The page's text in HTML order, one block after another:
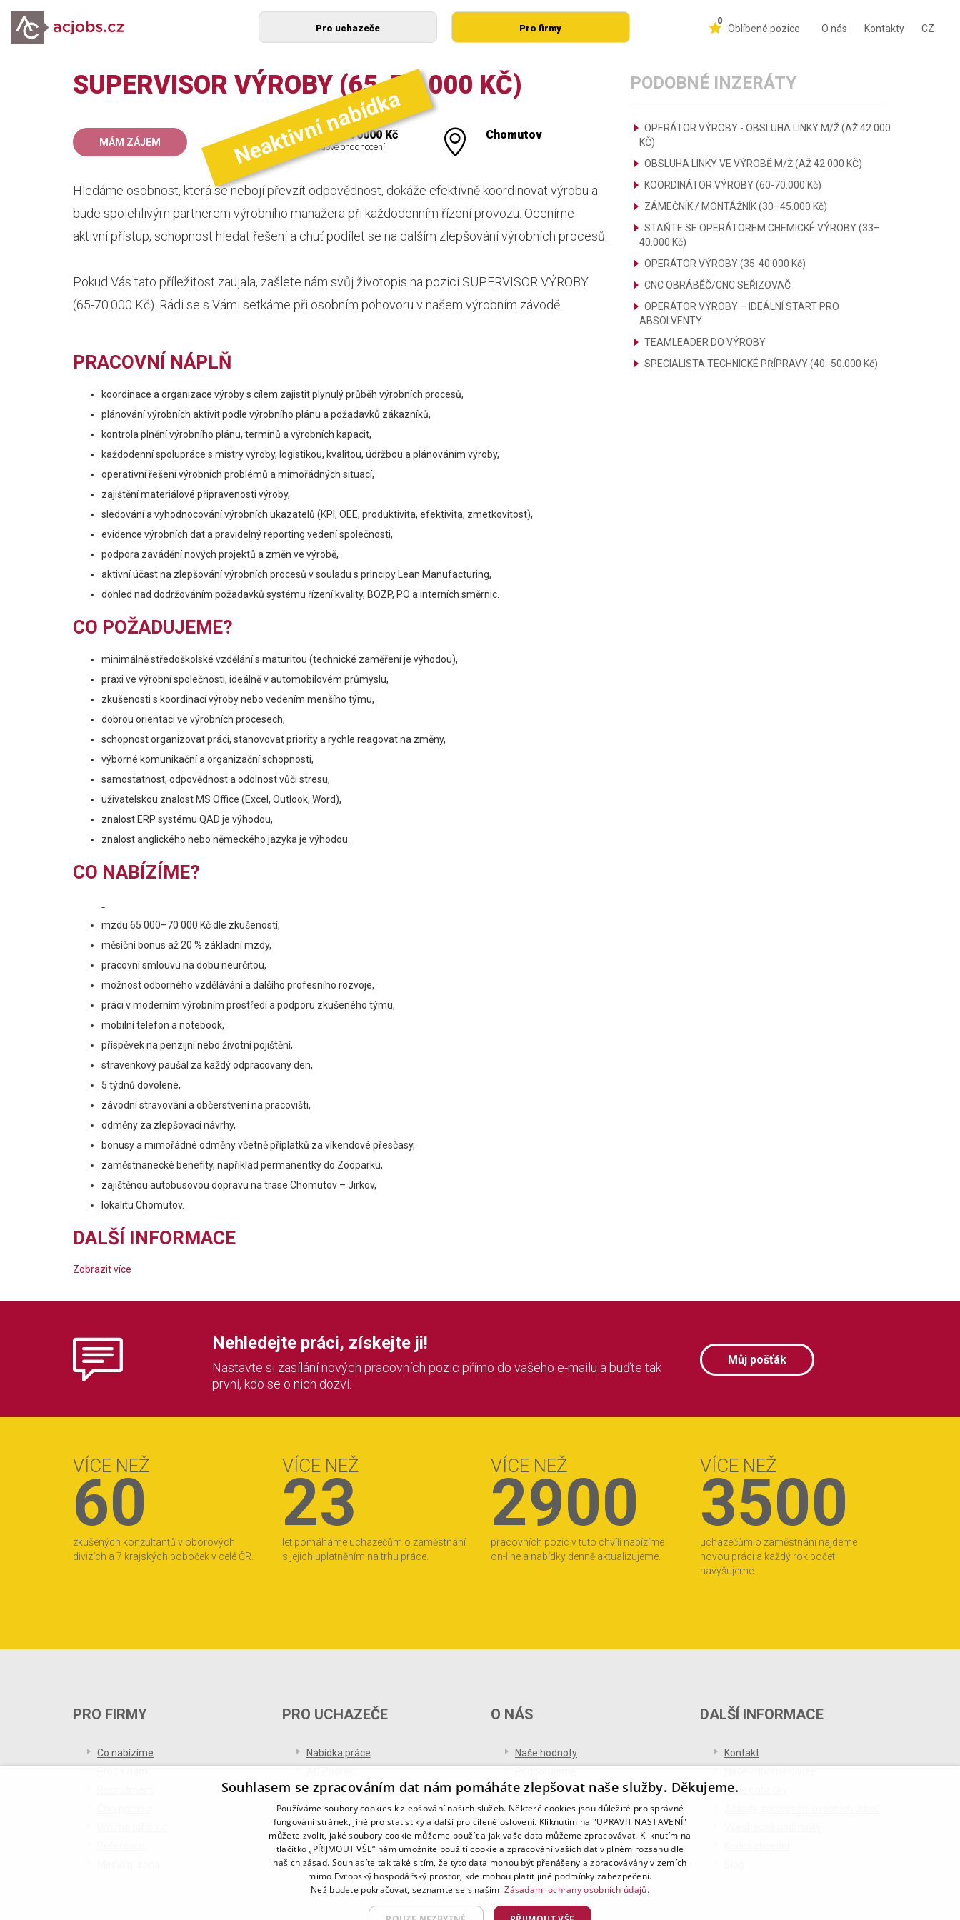
Pro uchazeče Pro firmy
0
Oblíbené pozice O nás Kontakty CZ
SUPERVISOR VÝROBY (65-70.000 KČ)
Neaktivní nabídka
MÁM ZÁJEM
65000 - 70000 Kč
mzdové ohodnocení
Chomutov
Hledáme osobnost, která se nebojí převzít odpovědnost, dokáže efektivně koordinovat výrobu a
bude spolehlivým partnerem výrobního manažera při každodenním řízení provozu. Oceníme
aktivní přístup, schopnost hledat řešení a chuť podílet se na dalším zlepšování výrobních procesů.
Pokud Vás tato příležitost zaujala, zašlete nám svůj životopis na pozici SUPERVISOR VÝROBY
(65-70.000 Kč). Rádi se s Vámi setkáme při osobním pohovoru v našem výrobním závodě.
PRACOVNÍ NÁPLŇ
koordinace a organizace výroby s cílem zajistit plynulý průběh výrobních procesů,
plánování výrobních aktivit podle výrobního plánu a požadavků zákazníků,
kontrola plnění výrobního plánu, termínů a výrobních kapacit,
každodenní spolupráce s mistry výroby, logistikou, kvalitou, údržbou a plánováním výroby,
operativní řešení výrobních problémů a mimořádných situací,
zajištění materiálové připravenosti výroby,
sledování a vyhodnocování výrobních ukazatelů (KPI, OEE, produktivita, efektivita, zmetkovitost),
evidence výrobních dat a pravidelný reporting vedení společnosti,
podpora zavádění nových projektů a změn ve výrobě,
aktivní účast na zlepšování výrobních procesů v souladu s principy Lean Manufacturing,
dohled nad dodržováním požadavků systému řízení kvality, BOZP, PO a interních směrnic.
CO POŽADUJEME?
minimálně středoškolské vzdělání s maturitou (technické zaměření je výhodou),
praxi ve výrobní společnosti, ideálně v automobilovém průmyslu,
zkušenosti s koordinací výroby nebo vedením menšího týmu,
dobrou orientaci ve výrobních procesech,
schopnost organizovat práci, stanovovat priority a rychle reagovat na změny,
výborné komunikační a organizační schopnosti,
samostatnost, odpovědnost a odolnost vůči stresu,
uživatelskou znalost MS Office (Excel, Outlook, Word),
znalost ERP systému QAD je výhodou,
znalost anglického nebo německého jazyka je výhodou.
CO NABÍZÍME?
-
mzdu 65 000–70 000 Kč dle zkušeností,
měsíční bonus až 20 % základní mzdy,
pracovní smlouvu na dobu neurčitou,
možnost odborného vzdělávání a dalšího profesního rozvoje,
práci v moderním výrobním prostředí a podporu zkušeného týmu,
mobilní telefon a notebook,
příspěvek na penzijní nebo životní pojištění,
stravenkový paušál za každý odpracovaný den,
5 týdnů dovolené,
závodní stravování a občerstvení na pracovišti,
odměny za zlepšovací návrhy,
bonusy a mimořádné odměny včetně příplatků za víkendové přesčasy,
zaměstnanecké benefity, například permanentky do Zooparku,
zajištěnou autobusovou dopravu na trase Chomutov – Jirkov,
lokalitu Chomutov.
DALŠÍ INFORMACE
Zobrazit více
PODOBNÉ INZERÁTY
OPERÁTOR VÝROBY - OBSLUHA LINKY M/Ž (AŽ 42.000
KČ)
OBSLUHA LINKY VE VÝROBĚ M/Ž (AŽ 42.000 KČ)
KOORDINÁTOR VÝROBY (60-70.000 Kč)
ZÁMEČNÍK / MONTÁŽNÍK (30–45.000 Kč)
STAŇTE SE OPERÁTOREM CHEMICKÉ VÝROBY (33–
40.000 Kč)
OPERÁTOR VÝROBY (35-40.000 Kč)
CNC OBRÁBĚČ/CNC SEŘIZOVAČ
OPERÁTOR VÝROBY – IDEÁLNÍ START PRO
ABSOLVENTY
TEAMLEADER DO VÝROBY
SPECIALISTA TECHNICKÉ PŘÍPRAVY (40.-50.000 Kč)
Nehledejte práci, získejte ji!
Nastavte si zasílání nových pracovních pozic přímo do vašeho e-mailu a buďte tak
první, kdo se o nich dozví.
Můj pošťák
VÍCE NEŽ
60
zkušených konzultantů v oborových
divizích a 7 krajských poboček v celé ČR.
VÍCE NEŽ
23
let pomáháme uchazečům o zaměstnání
s jejich uplatněním na trhu práce.
VÍCE NEŽ
2900
pracovních pozic v tuto chvíli nabízíme
on-line a nabídky denně aktualizujeme.
VÍCE NEŽ
3500
uchazečům o zaměstnání najdeme
novou práci a každý rok počet
navyšujeme.
PRO FIRMY
Co nabízíme
PRO UCHAZEČE
Nabídka práce
Reference od uchazečů
Blog pro uchazeče
O NÁS
Naše hodnoty
Ocenění
Partnerství
Digitalizace
DALŠÍ INFORMACE
Kontakt
Naše pobočky
Souhlasem se zpracováním dat nám pomáháte zlepšovat naše služby. Děkujeme.
Používáme soubory cookies k zlepšování našich služeb. Některé cookies jsou důležité pro správné
fungování stránek, jiné pro statistiky a další pro cílené oslovení. Kliknutím na "UPRAVIT NASTAVENÍ"
můžete zvolit, jaké soubory cookie můžeme použít a jak vaše data můžeme zpracovávat. Kliknutím na
tlačítko „PŘIJMOUT VŠE“ nám umožníte použití cookie a zpracování vašich dat v plném rozsahu dle
našich zásad. Souhlasíte tak také s tím, že tyto data mohou být přenášeny a zpracovávány v zemích
mimo Evropský hospodářský prostor, kde mohou platit jiné podmínky zabezpečení.
Než budete pokračovat, seznamte se s našimiZásadami ochrany osobních údajů.